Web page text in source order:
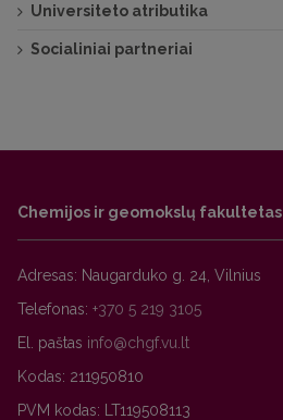
Universiteto atributika
Socialiniai partneriai
Chemijos ir geomokslų fakultetas
Adresas: Naugarduko g. 24, Vilnius
Telefonas: +370 5 219 3105
El. paštas
Kodas: 211950810
PVM kodas: LT119508113